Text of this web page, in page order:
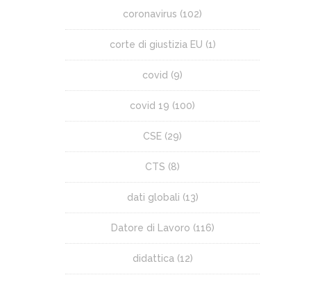
coronavirus (102)
corte di giustizia EU (1)
covid (9)
covid 19 (100)
CSE (29)
CTS (8)
dati globali (13)
Datore di Lavoro (116)
didattica (12)